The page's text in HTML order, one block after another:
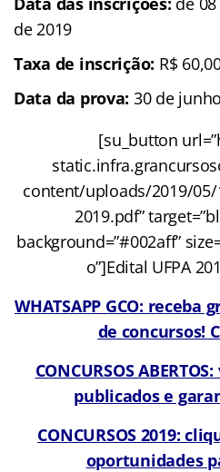
de 2019
Taxa de inscrição: R$
Data da prova: 30 de
[su_button
content/uploads/2019/05/
2019.pdf”
background=”#002aff”
o”]Edital UFPA
WHATSAPP GCO:
de concursos!
CONCURSOS
publicados e
CONCURSOS 2019:
oportunidades